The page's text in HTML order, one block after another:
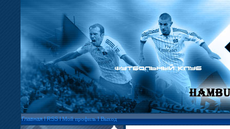
ГлавнаяlRSSl Мой профильl Выход